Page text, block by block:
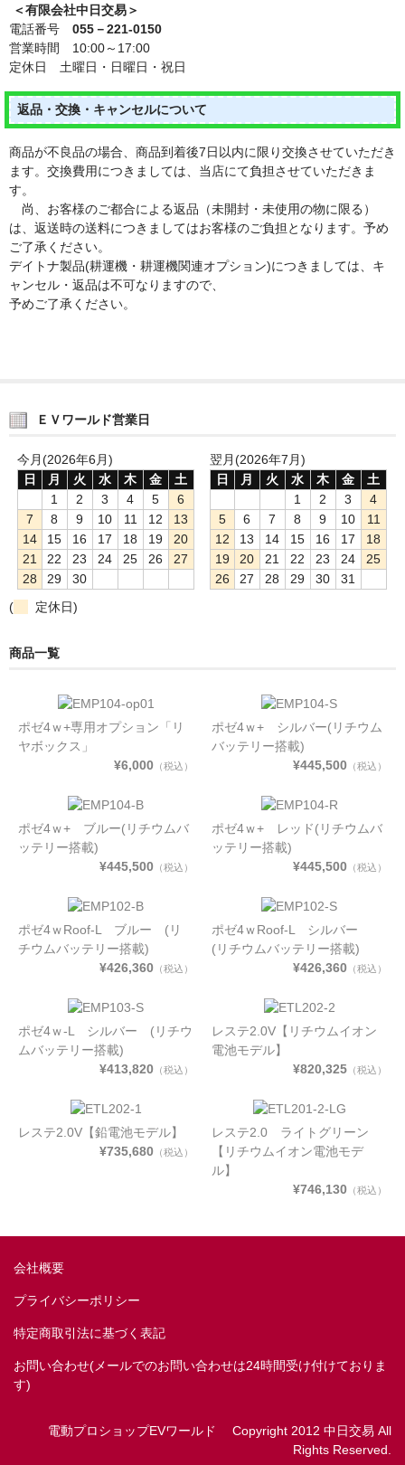
＜有限会社中日交易＞
電話番号 055－221-0150
営業時間 10:00～17:00
定休日 土曜日・日曜日・祝日
返品・交換・キャンセルについて
商品が不良品の場合、商品到着後7日以内に限り交換させていただき
ます。交換費用につきましては、当店にて負担させていただきま
す。
尚、お客様のご都合による返品（未開封・未使用の物に限る）
は、返送時の送料につきましてはお客様のご負担となります。予め
ご了承ください。
デイトナ製品(耕運機・耕運機関連オプション)につきましては、キ
ャンセル・返品は不可なりますので、
予めご了承ください。
ＥＶワールド営業日
今月(2026年6月)
日
月 火 水 木 金
土
1
2 3 4 5
6
7
8 9 10 11 12
13
14
15 16 17 18 19
20
21
22 23 24 25 26
27
28
29 30
翌月(2026年7月)
日
月 火 水 木 金
土
1
2 3
4
5
6 7 8 9 10
11
12
13 14 15 16 17
18
19
20 21 22 23 24
25
26
27 28 29 30
31
(
定休日)
商品一覧
ポゼ4ｗ+専用オプション「リ
ヤボックス」
¥6,000 （税込）
ポゼ4ｗ+ シルバー(リチウム
バッテリー搭載)
¥445,500 （税込）
ポゼ4ｗ+ ブルー(リチウムバ
ッテリー搭載)
¥445,500 （税込）
ポゼ4ｗ+ レッド(リチウムバ
ッテリー搭載)
¥445,500 （税込）
ポゼ4ｗRoof-L ブルー (リ
チウムバッテリー搭載)
¥426,360 （税込）
ポゼ4ｗRoof-L シルバー
(リチウムバッテリー搭載)
¥426,360 （税込）
ポゼ4ｗ-L シルバー (リチウ
ムバッテリー搭載)
¥413,820 （税込）
レステ2.0V【リチウムイオン
電池モデル】
¥820,325 （税込）
レステ2.0V【鉛電池モデル】
¥735,680 （税込）
レステ2.0 ライトグリーン
【リチウムイオン電池モデ
ル】
¥746,130 （税込）
会社概要
プライバシーポリシー
特定商取引法に基づく表記
お問い合わせ(メールでのお問い合わせは24時間受け付けておりま
す)
電動プロショップEVワールド Copyright 2012 中日交易 All
Rights Reserved.